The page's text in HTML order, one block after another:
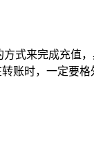
式来完成充值
账时，一定要